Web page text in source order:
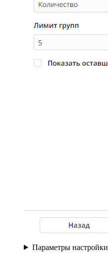
Параметры настройки